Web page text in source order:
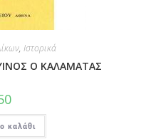
, Ιστορικά
Ο ΚΑΛΑΜΑΤΑΣ
καλάθι